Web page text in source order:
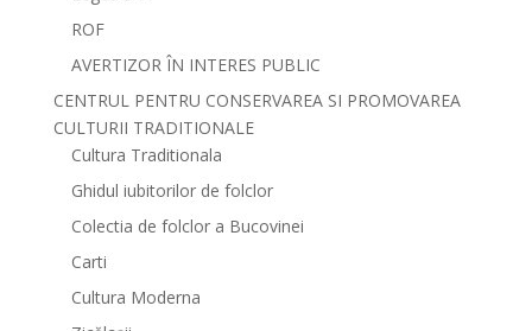
ROF
AVERTIZOR ÎN INTERES PUBLIC
CENTRUL PENTRU CONSERVAREA SI PROMOVAREA
CULTURII TRADITIONALE
Cultura Traditionala
Ghidul iubitorilor de folclor
Colectia de folclor a Bucovinei
Carti
Cultura Moderna